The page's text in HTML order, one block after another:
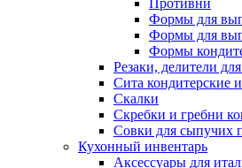
Противни
Формы для
Формы для
Формы
Резаки, делители
Сита кондитерские
Скалки
Скребки и гребни
Совки для сыпучих
Кухонный инвентарь
Аксессуары для